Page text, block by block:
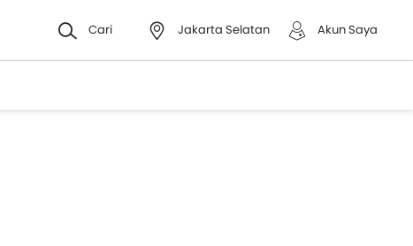
Cari Jakarta Selatan Akun Saya